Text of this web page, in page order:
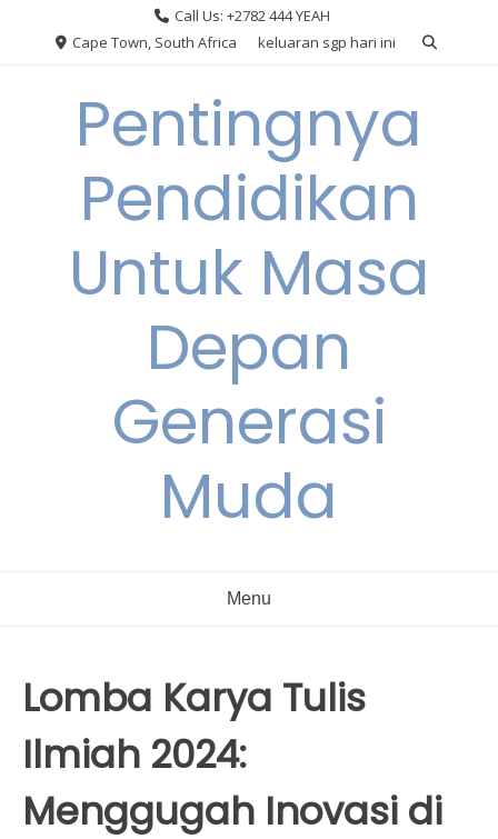
Call Us: +2782 444 YEAH
Cape Town, South Africa
keluaran sgp hari ini
Pentingnya
Pendidikan
Untuk Masa
Depan
Generasi
Muda
Menu
Lomba Karya Tulis
Ilmiah 2024:
Menggugah Inovasi di